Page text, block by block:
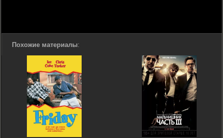
Похожие материалы: